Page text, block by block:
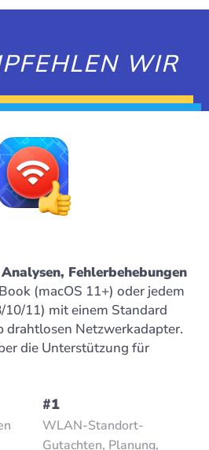
WIR
Fehlerbehebungen
(macOS 11+) oder jedem
11) mit einem Standard
drahtlosen Netzwerkadapter.
die Unterstützung für
#1
WLAN-Standort-
Gutachten, Planung,